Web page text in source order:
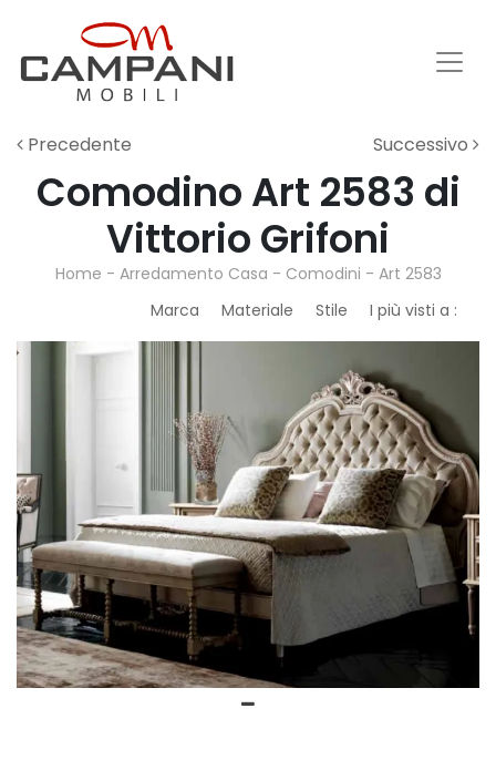
Precedente Successivo
Comodino Art 2583 di
Vittorio Grifoni
Home - Arredamento Casa - Comodini - Art 2583
Marca
Materiale Stile I più visti a :